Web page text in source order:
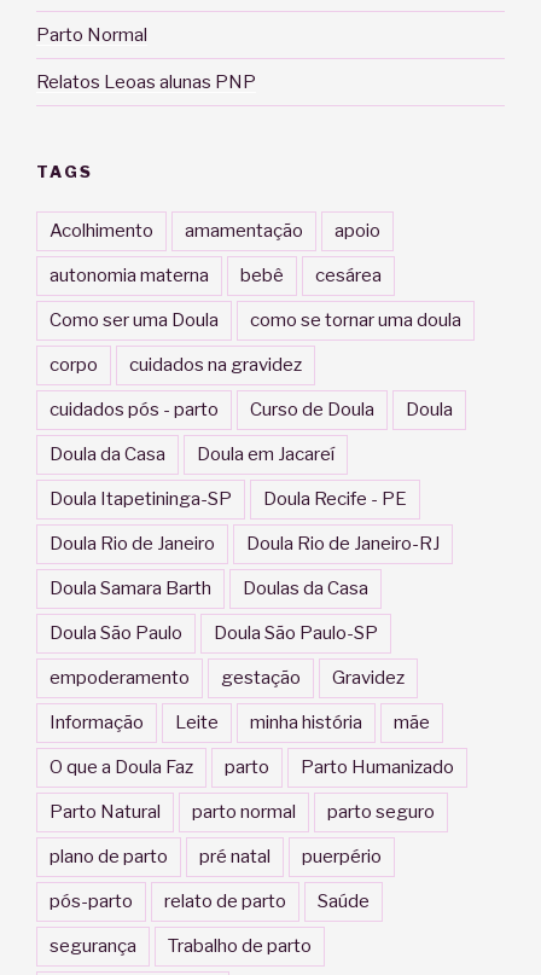
Parto Normal
Relatos Leoas alunas PNP
TAGS
Acolhimento amamentação apoio
autonomia materna bebê cesárea
Como ser uma Doula como se tornar uma doula
corpo cuidados na gravidez
cuidados pós - parto Curso de Doula Doula
Doula da Casa Doula em Jacareí
Doula Itapetininga-SP Doula Recife - PE
Doula Rio de Janeiro Doula Rio de Janeiro-RJ
Doula Samara Barth Doulas da Casa
Doula São Paulo Doula São Paulo-SP
empoderamento gestação Gravidez
Informação Leite minha história mãe
O que a Doula Faz parto Parto Humanizado
Parto Natural parto normal parto seguro
plano de parto pré natal puerpério
pós-parto relato de parto Saúde
segurança Trabalho de parto